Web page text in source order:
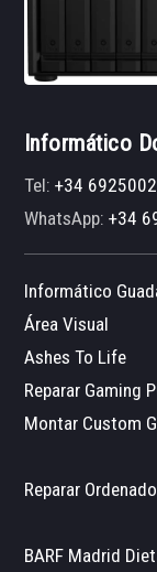
Informático
Tel:+34
WhatsApp:+34
Informático
Área Visual
Ashes To Life
Reparar Gaming
Montar Custom
Reparar
BARF Madrid